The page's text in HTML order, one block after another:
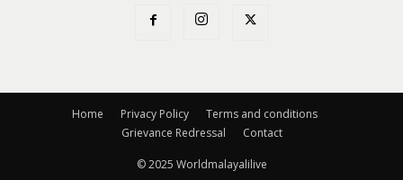
Home Privacy Policy
Terms and conditions
Grievance Redressal
Contact
© 2025 Worldmalayalilive